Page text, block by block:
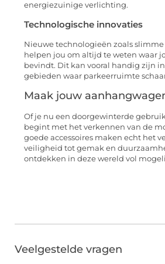
energiezuinige verlichting.
Technologische innovaties
Nieuwe technologieën zoals
helpen jou om altijd te weten waar
bevindt. Dit kan vooral handig zijn
gebieden waar parkeerruimte
Maak jouw
Of je nu een doorgewinterde
begint met het verkennen van de
goede accessoires maken echt het
veiligheid tot gemak en
ontdekken in deze wereld vol
Veelgestelde vragen